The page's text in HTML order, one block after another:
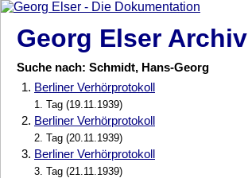
Georg Elser Archiv
Suche nach: Schmidt, Hans-Georg
1. Berliner Verhörprotokoll
1. Tag (19.11.1939)
2. Berliner Verhörprotokoll
2. Tag (20.11.1939)
3. Berliner Verhörprotokoll
3. Tag (21.11.1939)